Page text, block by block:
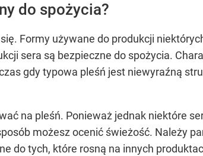
do spożycia?
Formy używane do produkcji
sera są bezpieczne do spożycia.
gdy typowa pleśń jest niewyraźną
na pleśń. Ponieważ jednak niektóre
możesz ocenić świeżość. Należy
do tych, które rosną na innych